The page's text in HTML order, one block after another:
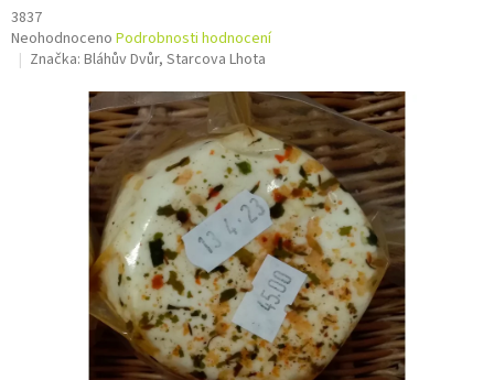
3837
Průměrné
hodnocení
Neohodnoceno Podrobnosti hodnocení
Značka: Bláhův Dvůr, Starcova Lhota